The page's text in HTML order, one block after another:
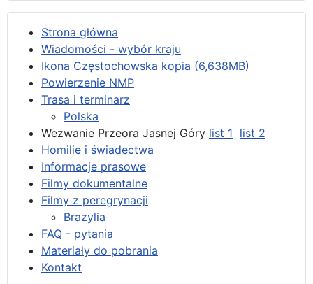
Strona główna
Wiadomości - wybór kraju
Ikona Częstochowska kopia (6,638MB)
Powierzenie NMP
Trasa i terminarz
Polska
Wezwanie Przeora Jasnej Góry list 1 list 2
Homilie i świadectwa
Informacje prasowe
Filmy dokumentalne
Filmy z peregrynacji
Brazylia
FAQ - pytania
Materiały do pobrania
Kontakt